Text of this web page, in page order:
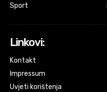
Sport
Linkovi:
Kontakt
Impressum
Uvjeti korištenja